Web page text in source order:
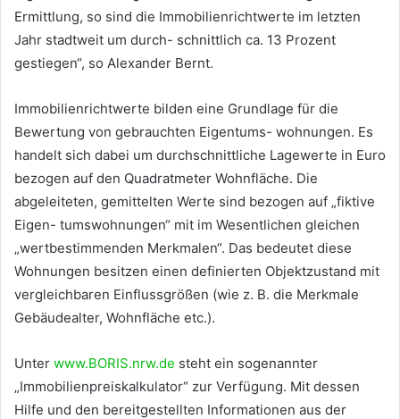
Ermittlung, so sind die Immobilienrichtwerte im letzten
Jahr stadtweit um durch- schnittlich ca. 13 Prozent
gestiegen“, so Alexander Bernt.
Immobilienrichtwerte bilden eine Grundlage für die
Bewertung von gebrauchten Eigentums- wohnungen. Es
handelt sich dabei um durchschnittliche Lagewerte in Euro
bezogen auf den Quadratmeter Wohnfläche. Die
abgeleiteten, gemittelten Werte sind bezogen auf „fiktive
Eigen- tumswohnungen“ mit im Wesentlichen gleichen
„wertbestimmenden Merkmalen“. Das bedeutet diese
Wohnungen besitzen einen definierten Objektzustand mit
vergleichbaren Einflussgrößen (wie z. B. die Merkmale
Gebäudealter, Wohnfläche etc.).
Unter www.BORIS.nrw.de steht ein sogenannter
„Immobilienpreiskalkulator“ zur Verfügung. Mit dessen
Hilfe und den bereitgestellten Informationen aus der